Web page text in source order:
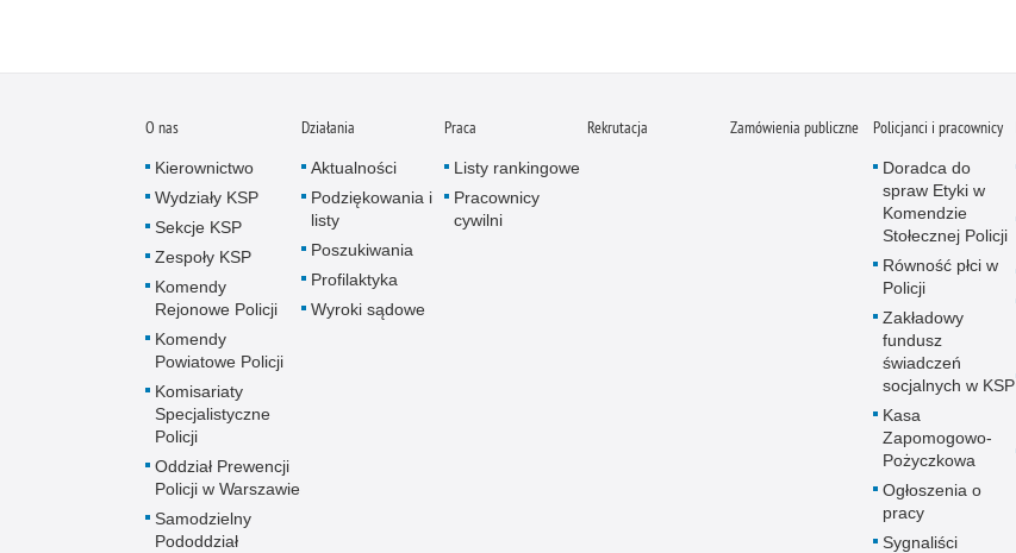
O nas
Kierownictwo
Wydziały KSP
Sekcje KSP
Zespoły KSP
Komendy
Rejonowe Policji
Komendy
Powiatowe Policji
Komisariaty
Specjalistyczne
Policji
Oddział Prewencji
Policji w Warszawie
Samodzielny
Pododdział
Działania
Aktualności
Podziękowania i
listy
Poszukiwania
Profilaktyka
Wyroki sądowe
Praca
Listy rankingowe
Pracownicy
cywilni
Rekrutacja Zamówienia publiczne Policjanci i pracownicy
Doradca do
spraw Etyki w
Komendzie
Stołecznej Policji
Równość płci w
Policji
Zakładowy
fundusz
świadczeń
socjalnych w KSP
Kasa
Zapomogowo-
Pożyczkowa
Ogłoszenia o
pracy
Sygnaliści